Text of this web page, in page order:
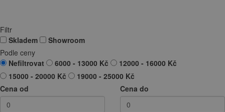
Filtr
Skladem
Showroom
Podle ceny
Nefiltrovat
6000 - 13000 Kč
12000 - 16000 Kč
15000 - 20000 Kč
19000 - 25000 Kč
Cena od
Cena do